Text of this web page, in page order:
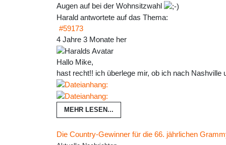
Augen auf bei der Wohnsitzwahl
Harald antwortete auf das Thema:
#59173
4 Jahre 3 Monate her
Hallo Mike,
hast recht!! ich überlege mir, ob ich nach Nashville
MEHR LESEN...
Die Country-Gewinner für die 66. jährlichen